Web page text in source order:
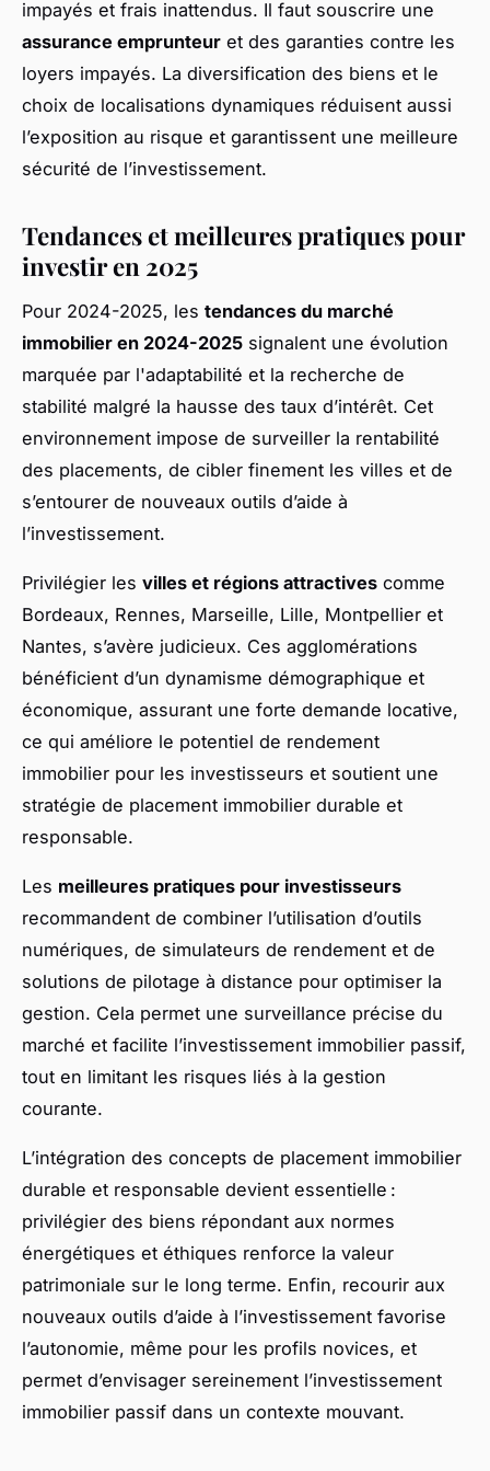
impayés et frais inattendus. Il faut souscrire une
assurance emprunteur et des garanties contre les
loyers impayés. La diversification des biens et le
choix de localisations dynamiques réduisent aussi
l’exposition au risque et garantissent une meilleure
sécurité de l’investissement.
Tendances et meilleures pratiques pour
investir en 2025
Pour 2024-2025, les tendances du marché
immobilier en 2024-2025 signalent une évolution
marquée par l'adaptabilité et la recherche de
stabilité malgré la hausse des taux d’intérêt. Cet
environnement impose de surveiller la rentabilité
des placements, de cibler finement les villes et de
s’entourer de nouveaux outils d’aide à
l’investissement.
Privilégier les villes et régions attractives comme
Bordeaux, Rennes, Marseille, Lille, Montpellier et
Nantes, s’avère judicieux. Ces agglomérations
bénéficient d’un dynamisme démographique et
économique, assurant une forte demande locative,
ce qui améliore le potentiel de rendement
immobilier pour les investisseurs et soutient une
stratégie de placement immobilier durable et
responsable.
Les meilleures pratiques pour investisseurs
recommandent de combiner l’utilisation d’outils
numériques, de simulateurs de rendement et de
solutions de pilotage à distance pour optimiser la
gestion. Cela permet une surveillance précise du
marché et facilite l’investissement immobilier passif,
tout en limitant les risques liés à la gestion
courante.
L’intégration des concepts de placement immobilier
durable et responsable devient essentielle :
privilégier des biens répondant aux normes
énergétiques et éthiques renforce la valeur
patrimoniale sur le long terme. Enfin, recourir aux
nouveaux outils d’aide à l’investissement favorise
l’autonomie, même pour les profils novices, et
permet d’envisager sereinement l’investissement
immobilier passif dans un contexte mouvant.